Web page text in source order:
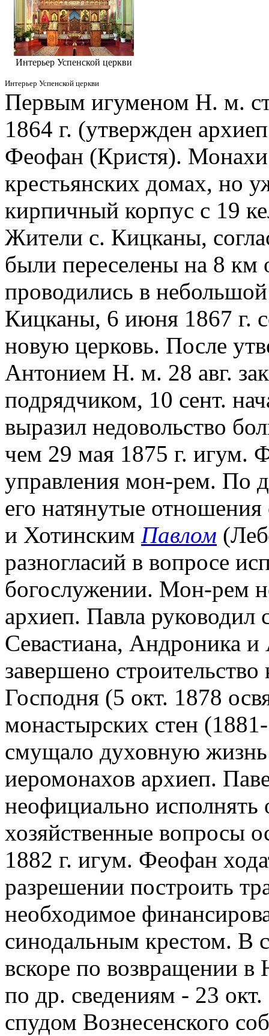
Интерьер Успенской церкви
Интерьер Успенской церкви
Первым игуменом Н. м.
1864 г. (утвержден
Феофан (Кристя).
крестьянских домах, но
кирпичный корпус с 19
Жители с. Кицканы,
были переселены на 8 км
проводились в
Кицканы, 6 июня 1867 г.
новую церковь. После
Антонием Н. м. 28 авг.
подрядчиком, 10 сент.
выразил недовольство
чем 29 мая 1875 г. игум.
управления мон-рем. По
его натянутые
и Хотинским Павлом
разногласий в вопросе
богослужении. Мон-рем
архиеп. Павла руководил
Севастиана, Андроника
завершено
Господня (5 окт. 1878
монастырских стен
смущало духовную
иеромонахов архиеп.
неофициально исполнять
хозяйственные вопросы
1882 г. игум. Феофан
разрешении построить
необходимое
синодальным крестом. В
вскоре по возвращении в
по др. сведениям - 23
спудом Вознесенского